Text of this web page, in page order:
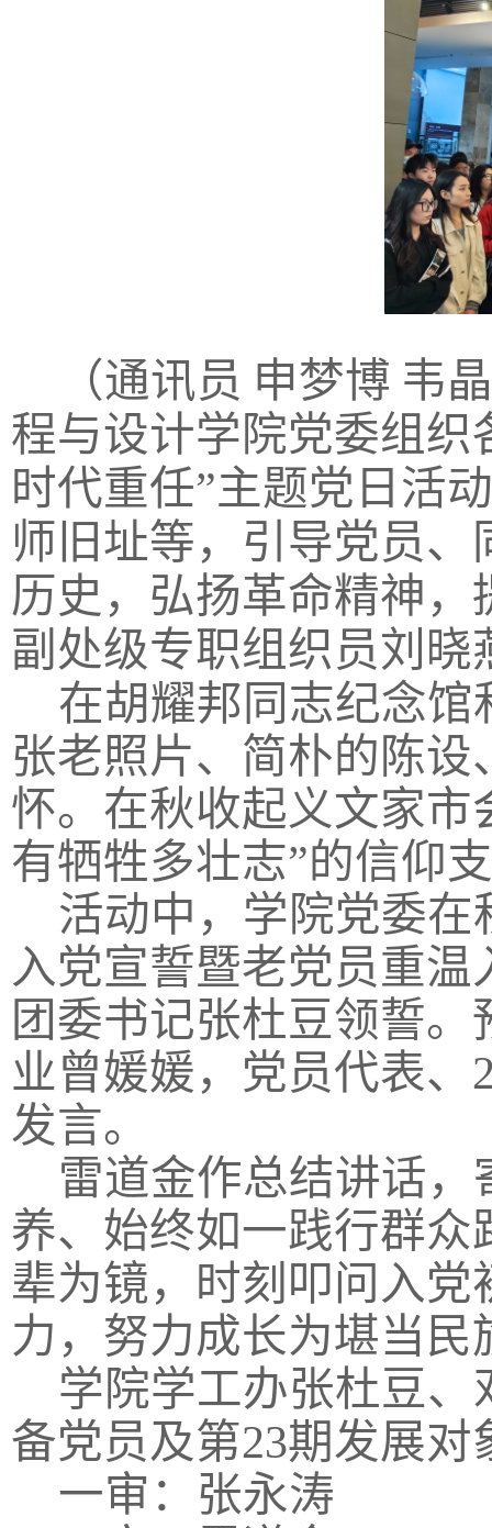
（通讯员 申梦博 韦
程与设计学院党委组织
时代重任”主题党日活
师旧址等，引导党员
历史，弘扬革命精神
副处级专职组织员刘晓
在胡耀邦同志纪念
张老照片、简朴的陈
怀。在秋收起义文家市
有牺牲多壮志”的信仰
活动中，学院党委
入党宣誓暨老党员重
团委书记张杜豆领誓
业曾媛媛，党员代表、
发言。
雷道金作总结讲话
养、始终如一践行群
辈为镜，时刻叩问入
力，努力成长为堪当
学院学工办张杜豆
备党员及第23期发展对
一审：张永涛